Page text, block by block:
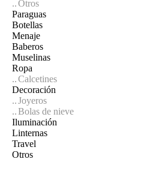
Otros
Paraguas
Botellas
Menaje
Baberos
Muselinas
Ropa
Calcetines
Decoración
Joyeros
Bolas de nieve
Iluminación
Linternas
Travel
Otros